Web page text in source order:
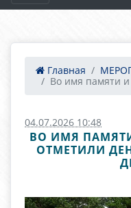
Главная
Во имя памяти
04.07.2026 10:48
ВО ИМЯ
ОТМЕТИЛИ